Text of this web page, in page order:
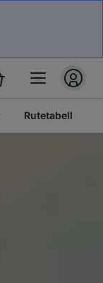
Rutetabell